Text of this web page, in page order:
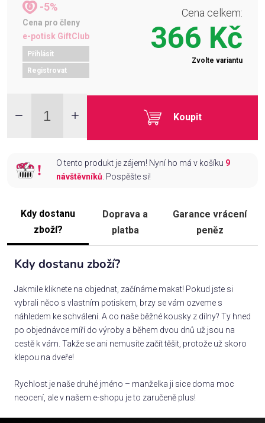
-5%
Cena pro členy
e-potisk GiftClub
Přihlásit
Registrovat
Cena celkem:
366 Kč
Zvolte variantu
Koupit
O tento produkt je zájem! Nyní ho má v košíku 9
návštěvníků. Pospěšte si!
Kdy dostanu
zboží?
Doprava a
platba
Garance vrácení
peněz
Kdy dostanu zboží?
Jakmile kliknete na objednat, začínáme makat! Pokud jste si
vybrali něco s vlastním potiskem, brzy se vám ozveme s
náhledem ke schválení. A co naše běžné kousky z dílny? Ty hned
po objednávce míří do výroby a během dvou dnů už jsou na
cestě k vám. Takže se ani nemusíte začít těšit, protože už skoro
klepou na dveře!
Rychlost je naše druhé jméno – manželka ji sice doma moc
neocení, ale v našem e-shopu je to zaručeně plus!